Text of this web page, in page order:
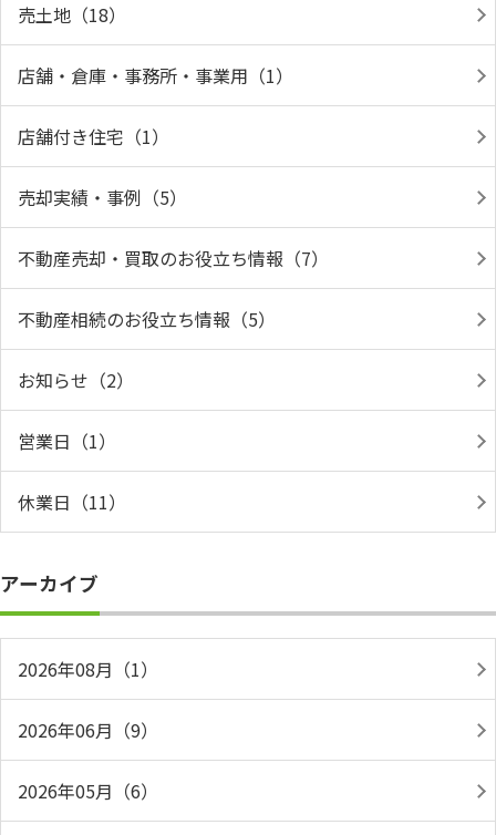
売土地（18）
店舗・倉庫・事務所・事業用（1）
店舗付き住宅（1）
売却実績・事例（5）
不動産売却・買取のお役立ち情報（7）
不動産相続のお役立ち情報（5）
お知らせ（2）
営業日（1）
休業日（11）
アーカイブ
2026年08月（1）
2026年06月（9）
2026年05月（6）